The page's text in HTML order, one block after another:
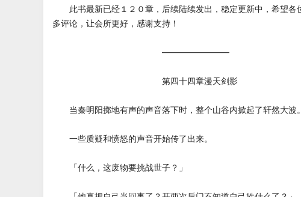
此书最新已经１２０章，后续陆续发出，稳定更新中，希望各
多评论，让会所更好，感谢支持！
————————
第四十四章漫天剑影
当秦明阳掷地有声的声音落下时，整个山谷内掀起了轩然大波。
一些质疑和愤怒的声音开始传了出来。
「什么，这废物要挑战世子？」